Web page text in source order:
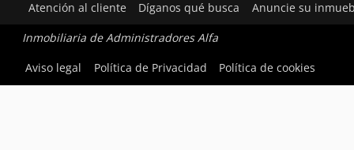
Atención al cliente Díganos qué busca Anuncie su
Inmobiliaria de Administradores Alfa
Aviso legal
Política de Privacidad Política de cookies